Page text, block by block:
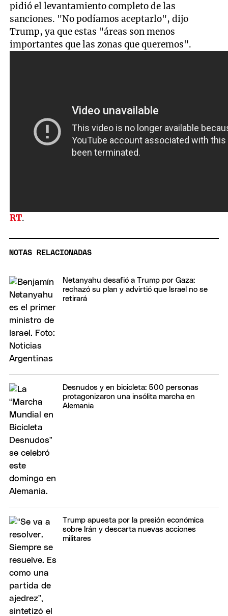
pidió el levantamiento completo de las
sanciones. "No podíamos aceptarlo", dijo
Trump, ya que estas "áreas son menos
importantes que las zonas que queremos".
RT.
NOTAS RELACIONADAS
Netanyahu desafió a Trump por Gaza:
rechazó su plan y advirtió que Israel no se
retirará
Desnudos y en bicicleta: 500 personas
protagonizaron una insólita marcha en
Alemania
Trump apuesta por la presión económica
sobre Irán y descarta nuevas acciones
militares